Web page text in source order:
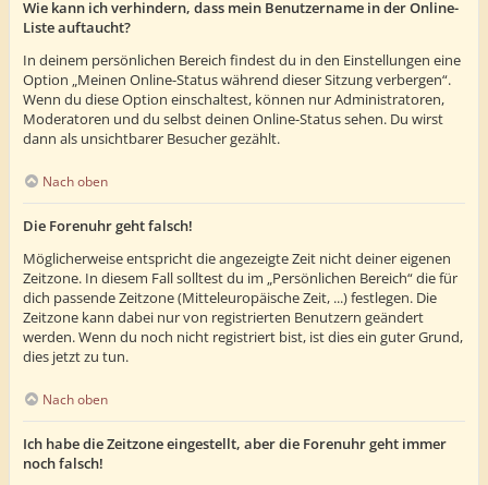
Wie kann ich verhindern, dass mein Benutzername in der Online-
Liste auftaucht?
In deinem persönlichen Bereich findest du in den Einstellungen eine
Option „Meinen Online-Status während dieser Sitzung verbergen“.
Wenn du diese Option einschaltest, können nur Administratoren,
Moderatoren und du selbst deinen Online-Status sehen. Du wirst
dann als unsichtbarer Besucher gezählt.
Nach oben
Die Forenuhr geht falsch!
Möglicherweise entspricht die angezeigte Zeit nicht deiner eigenen
Zeitzone. In diesem Fall solltest du im „Persönlichen Bereich“ die für
dich passende Zeitzone (Mitteleuropäische Zeit, ...) festlegen. Die
Zeitzone kann dabei nur von registrierten Benutzern geändert
werden. Wenn du noch nicht registriert bist, ist dies ein guter Grund,
dies jetzt zu tun.
Nach oben
Ich habe die Zeitzone eingestellt, aber die Forenuhr geht immer
noch falsch!